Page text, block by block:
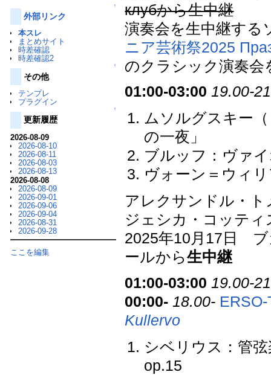
↑
外部リンク
本スレ
まとめサイト
時差確認
時差確認2
↑
その他
テンプレ
プラグイン
↑
更新履歴
2026-08-09
2026-08-10
2026-08-11
2026-08-03
2026-08-13
2026-08-08
2026-08-09
2026-09-01
2026-09-06
2026-09-04
2026-08-31
2026-09-28
ここを編集
клубから生中継
演奏会を生中継する
ニア芸術祭2025
のクラシック演奏
01:00-03:00 19.00-
ムソルグスキー
の一夜」
ブルッフ：ヴァ
ヴォーン＝ウィ
アレクサンドル・
ジェシカ・コッティ
2025年10月17日 ブ
ールから生中継
01:00-03:00 19.00-
00:00- 18.00-
Kullervo
シベリウス：管
op.15